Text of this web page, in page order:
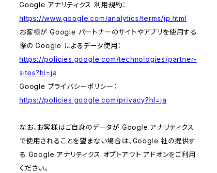
Google アナリティクス 利用規約：
https://www.google.com/analytics/terms/jp.html
お客様が Google パートナーのサイトやアプリを使用する
際の Google によるデータ使用：
https://policies.google.com/technologies/partner-
sites?hl=ja
Google プライバシーポリシー：
https://policies.google.com/privacy?hl=ja
なお、お客様はご自身のデータが Google アナリティクス
で使用されることを望まない場合は、Google 社の提供す
る Google アナリティクス オプトアウト アドオンをご利用
ください。